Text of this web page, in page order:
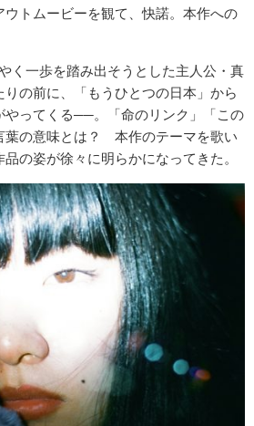
トムービーを観て、快諾。本作への
一歩を踏み出そうとした主人公・真
の前に、「もうひとつの日本」から
やってくる──。「命のリンク」「この
葉の意味とは？ 本作のテーマを歌い
品の姿が徐々に明らかになってきた。